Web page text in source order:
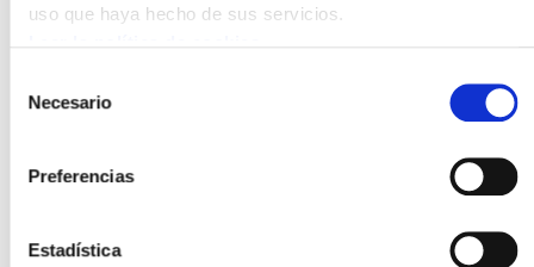
uso que haya hecho de sus servicios.
Necesario
Preferencias
Estadística
feminizado y la mayoría de los empleos son, desde hace
de trabajo a jornada completa; todo ello mientras están
acumulando unos beneficios enormes (3.500 millones
en Inditex y 1.200 millones en H&M en 2019). Segundo
espoiler: lo que sobran son beneficios. Sobran, porque
trabajadoras que las generan. Se van a crear nuevos